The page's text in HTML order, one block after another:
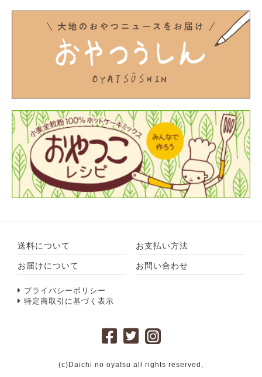
送料について お支払い方法
お届けについて お問い合わせ
プライバシーポリシー
特定商取引に基づく表示
(c)Daichi no oyatsu all rights reserved,